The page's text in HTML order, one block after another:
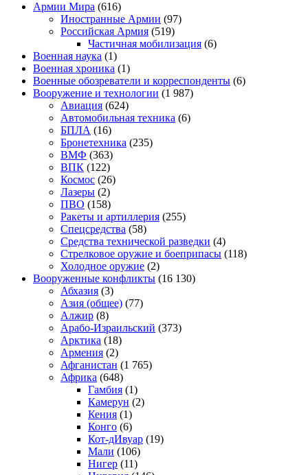
Армии Мира (616)
Иностранные Армии (97)
Российская Армия (519)
Частичная мобилизация (6)
Военная наука (1)
Военная хроника (1)
Военные обозреватели и корреспонденты (6)
Вооружение и технологии (1 987)
Авиация (624)
Автомобильная техника (6)
БПЛА (16)
Бронетехника (235)
ВМФ (363)
ВПК (122)
Космос (26)
Лазеры (2)
ПВО (158)
Ракеты и артиллерия (255)
Спецсредства (58)
Средства технической разведки (4)
Стрелковое оружие и боеприпасы (118)
Холодное оружие (2)
Вооруженные конфликты (16 130)
Абхазия (3)
Азия (общее) (77)
Алжир (8)
Арабо-Израильский (373)
Арктика (18)
Армения (2)
Афганистан (1 765)
Африка (648)
Гамбия (1)
Камерун (2)
Кения (1)
Конго (6)
Кот-дИвуар (19)
Мали (106)
Нигер (11)